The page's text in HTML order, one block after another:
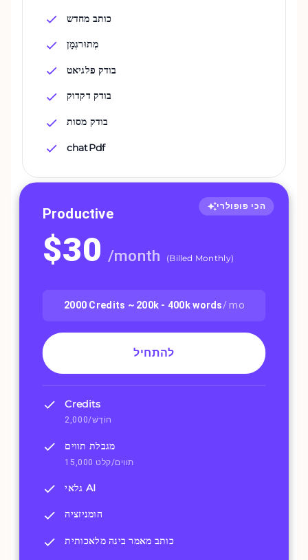
כותב מחדש
מְתוּרגְמָן
בודק פלגיאט
בודק דקדוק
בודק מסות
chatPdf
הכי פופולרי Productive
$30 /month (Billed Monthly)
2000 Credits ~ 200k - 400kwords/ mo
להתחיל
Credits
2,000/חוֹדֶשׁ
מגבלת תווים
15,000 תווים/קלט
גלאי AI
הומניזציה
כותב מאמר בינה מלאכותית